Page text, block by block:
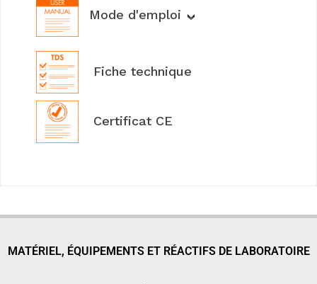
Mode d'emploi
Fiche technique
Certificat CE
MATÉRIEL, ÉQUIPEMENTS ET RÉACTIFS DE LABORATOIRE